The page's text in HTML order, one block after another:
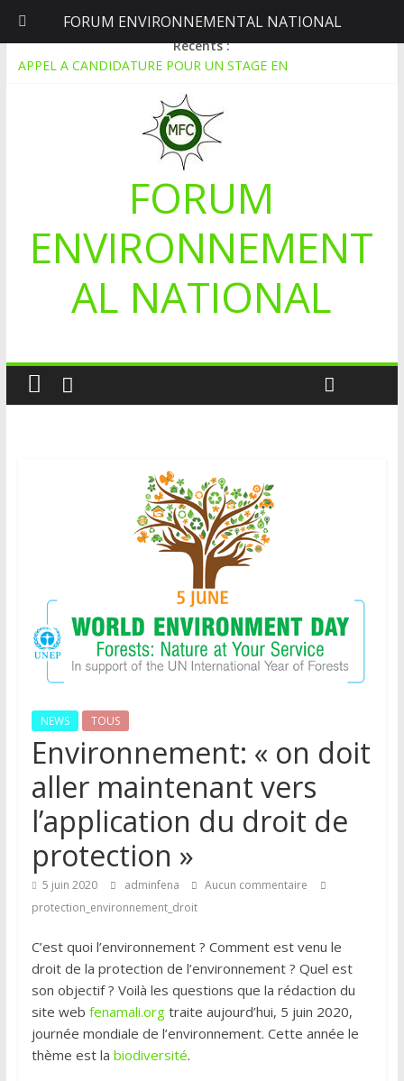
jeudi, août 6, 2026
Récents :
APPEL A CANDIDATURE POUR UN STAGE EN
Le blogging au service de l’écologie : Benbere montre la voie
Inondations : le Mali déclare l’état de catastrophe nationale
Mali-Folkecenter Nyetaa initie 20 jeunes à la protection de
À Garalo, l’Association des personnes handicapées lutte contre
le déboisement grâce au tissage métallique
FORUM
ENVIRONNEMENT
AL NATIONAL
NEWS TOUS
Environnement: « on doit
aller maintenant vers
l’application du droit de
protection »
5 juin 2020 adminfena
Aucun commentaire
protection_environnement_droit
C’est quoi l’environnement ? Comment est venu le
droit de la protection de l’environnement ? Quel est
son objectif ? Voilà les questions que la rédaction du
site web fenamali.orgtraite aujourd’hui, 5 juin 2020,
journée mondiale de l’environnement. Cette année le
thème est la biodiversité.
FORUM ENVIRONNEMENTAL NATIONAL